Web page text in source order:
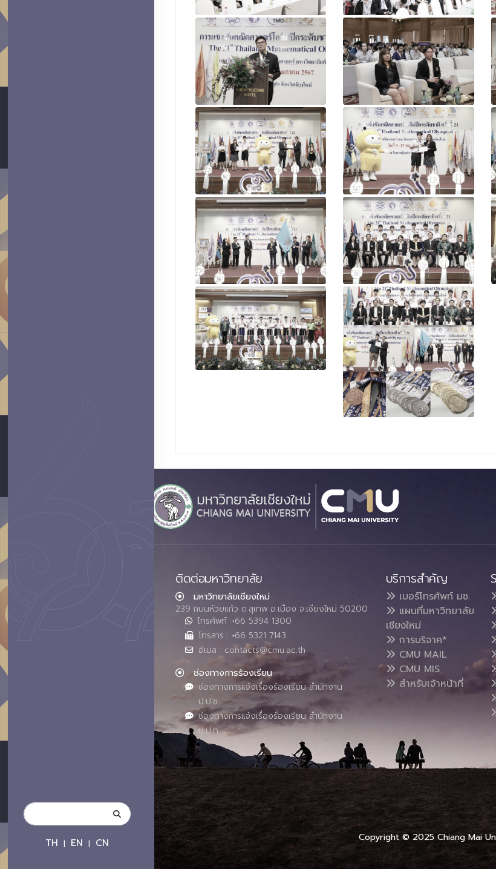
TH | EN | CN
ติดต่อมหาวิทยาลัย
มหาวิทยาลัยเชียงใหม่
239 ถนนห้วยแก้ว ต.สุเทพ อ.เมือง จ.เชียงใหม่ 50200
โทรศัพท์ :+66 5394 1300
โทรสาร : +66 5321 7143
อีเมล : contacts@cmu.ac.th
ช่องทางการร้องเรียน
ช่องทางการแจ้งเรื่องร้องเรียน สำนักงาน
ป.ป.ช.
ช่องทางการแจ้งเรื่องร้องเรียน สำนักงาน
ป.ป.ท.
บริการสำคัญ
เบอร์โทรศัพท์ มช.
แผนที่มหาวิทยาลัย
เชียงใหม่
การบริจาค*
CMU MAIL
CMU MIS
สำหรับเจ้าหน้าที่
Copyright © 2025 Chiang Mai